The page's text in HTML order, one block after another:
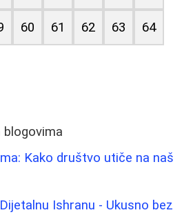
60 61 62 63 64
Kako društvo utiče na naš
Ishranu - Ukusno bez